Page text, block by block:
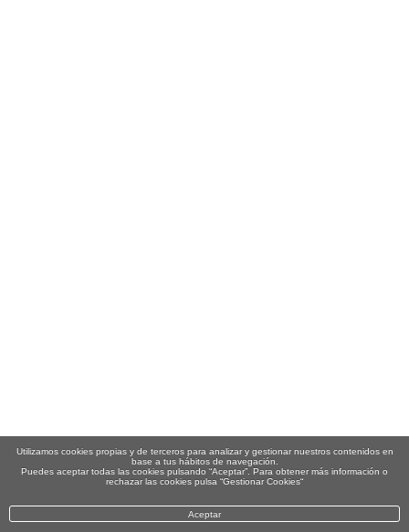
Utilizamos cookies propias y de terceros para analizar y gestionar nuestros contenidos en
base a tus hábitos de navegación.
Puedes aceptar todas las cookies pulsando “Aceptar”. Para obtener más información o
rechazar las cookies pulsa “Gestionar Cookies“
Aceptar